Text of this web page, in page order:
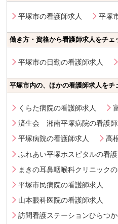
平塚市の看護師求人 平塚
働き方・資格から看護師求人をチェ
平塚市の日勤の看護師求人
平塚市内の、ほかの看護師求人をチ
くらた病院の看護師求人
済生会 湘南平塚病院の看護師
平塚病院の看護師求人
高
ふれあい平塚ホスピタルの看護
まきの耳鼻咽喉科クリニック
平塚市民病院の看護師求人
山本眼科医院の看護師求人
訪問看護ステーションひらつ